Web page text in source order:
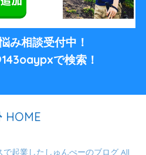
み相談受付中！
で検索！
HOME
起業したしゅんぺーのブログ All